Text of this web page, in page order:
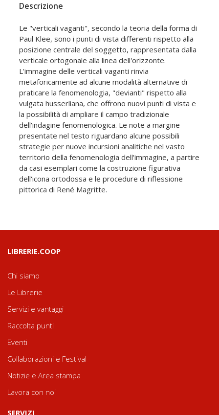
Descrizione
Le "verticali vaganti", secondo la teoria della forma di
Paul Klee, sono i punti di vista differenti rispetto alla
posizione centrale del soggetto, rappresentata dalla
verticale ortogonale alla linea dell'orizzonte.
L'immagine delle verticali vaganti rinvia
metaforicamente ad alcune modalità alternative di
praticare la fenomenologia, "devianti" rispetto alla
vulgata husserliana, che offrono nuovi punti di vista e
la possibilità di ampliare il campo tradizionale
dell'indagine fenomenologica. Le note a margine
presentate nel testo riguardano alcune possibili
strategie per nuove incursioni analitiche nel vasto
territorio della fenomenologia dell'immagine, a partire
da casi esemplari come la costruzione figurativa
dell'icona ortodossa e le procedure di riflessione
pittorica di René Magritte.
LIBRERIE.COOP
Chi siamo
Le Librerie
Servizi e vantaggi
Raccolta punti
Eventi
Collaborazioni e Festival
Notizie e Area stampa
Lavora con noi
SERVIZI